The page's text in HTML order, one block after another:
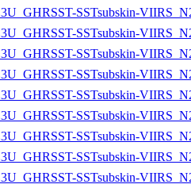
SSTsubskin-
SSTsubskin-
SSTsubskin-
SSTsubskin-
SSTsubskin-
SSTsubskin-
SSTsubskin-
SSTsubskin-
SSTsubskin-